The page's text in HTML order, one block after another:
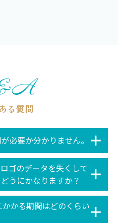
る質問
必要か分かりません。
ゴのデータを失くして
うにかなりますか？
かる期間はどのくらい